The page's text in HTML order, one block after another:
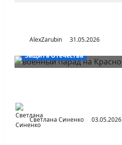
AlexZarubin
31.05.2026
Защита Отечества
Светлана Синенко 03.05.2026